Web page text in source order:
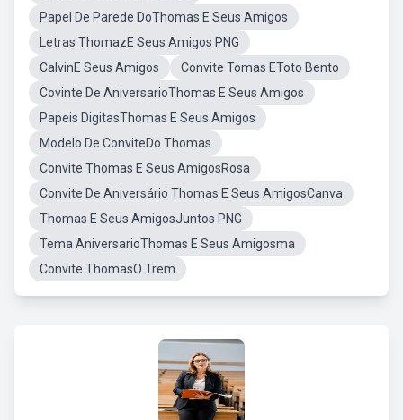
Papel De Parede DoThomas E Seus Amigos
Letras ThomazE Seus Amigos PNG
CalvinE Seus Amigos
Convite Tomas EToto Bento
Covinte De AniversarioThomas E Seus Amigos
Papeis DigitasThomas E Seus Amigos
Modelo De ConviteDo Thomas
Convite Thomas E Seus AmigosRosa
Convite De Aniversário Thomas E Seus AmigosCanva
Thomas E Seus AmigosJuntos PNG
Tema AniversarioThomas E Seus Amigosma
Convite ThomasO Trem